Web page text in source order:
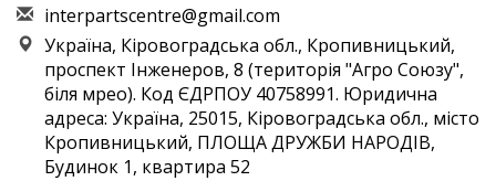
interpartscentre@gmail.com
Україна, Кіровоградська обл., Кропивницький,
проспект Інженеров, 8 (територія "Агро Союзу",
біля мрео). Код ЄДРПОУ 40758991. Юридична
адреса: Україна, 25015, Кіровоградська обл., місто
Кропивницький, ПЛОЩА ДРУЖБИ НАРОДІВ,
Будинок 1, квартира 52